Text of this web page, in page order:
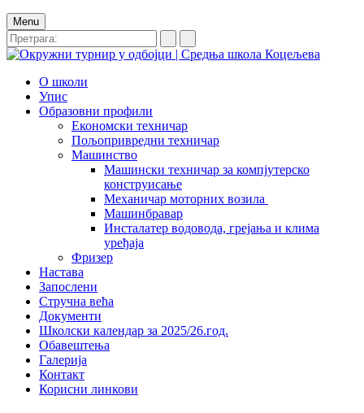
Menu
О школи
Упис
Образовни профили
Економски техничар
Пољопривредни техничар
Машинство
Машински техничар за компјутерско
конструисање
Механичар моторних возила
Машинбравар
Инсталатер водовода, грејања и клима
уређаја
Фризер
Настава
Запослени
Стручна већа
Документи
Школски календар за 2025/26.год.
Обавештења
Галерија
Контакт
Корисни линкови